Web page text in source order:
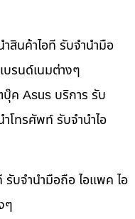
สินค้าไอที รับจำนำมือ
รนด์เนมต่างๆ
ค Asus บริการ รับ
โทรศัพท์ รับจำนำไอ
รับจำนำมือถือ ไอแพค ไอ
ๆ